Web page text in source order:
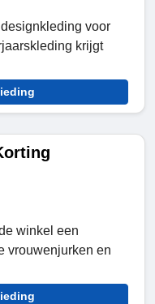
voor
krijgt
winkel een
vrouwenjurken en